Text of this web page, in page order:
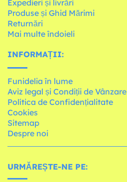
Expedieri și livrări
Produse și Ghid Mărimi
Returnări
Mai multe îndoieli
INFORMAȚII:
Funidelia în lume
Aviz legal și Condiții de Vânzare
Política de Confidențialitate
Cookies
Sitemap
Despre noi
URMĂREȘTE-NE PE: